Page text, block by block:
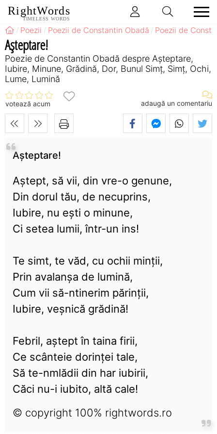
RightWords
TIMELESS WORDS
Poezii Poezii de Constantin Obadă Poezii de
Așteptare!
Poezie de Constantin Obadă despre Așteptare,
Iubire, Minune, Grădină, Dor, Bunul Simț, Simț, Ochi,
Lume, Lumină
votează acum adaugă un comentariu
Așteptare!
Aștept, să vii, din vre-o genune,
Din dorul tău, de necuprins,
Iubire, nu ești o minune,
Ci setea lumii, într-un ins!
Te simt, te văd, cu ochii minții,
Prin avalanșa de lumină,
Cum vii să-ntinerim părinții,
Iubire, veșnică grădină!
Febril, aștept în taina firii,
Ce scânteie dorinței tale,
Să te-nmlădii din har iubirii,
Căci nu-i iubito, altă cale!
© copyright 100% rightwords.ro